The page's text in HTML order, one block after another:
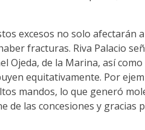
excesos no solo afectarán
fracturas. Riva Palacio
Ojeda, de la Marina, así
equitativamente. Por
mandos, lo que generó
de las concesiones y gracias